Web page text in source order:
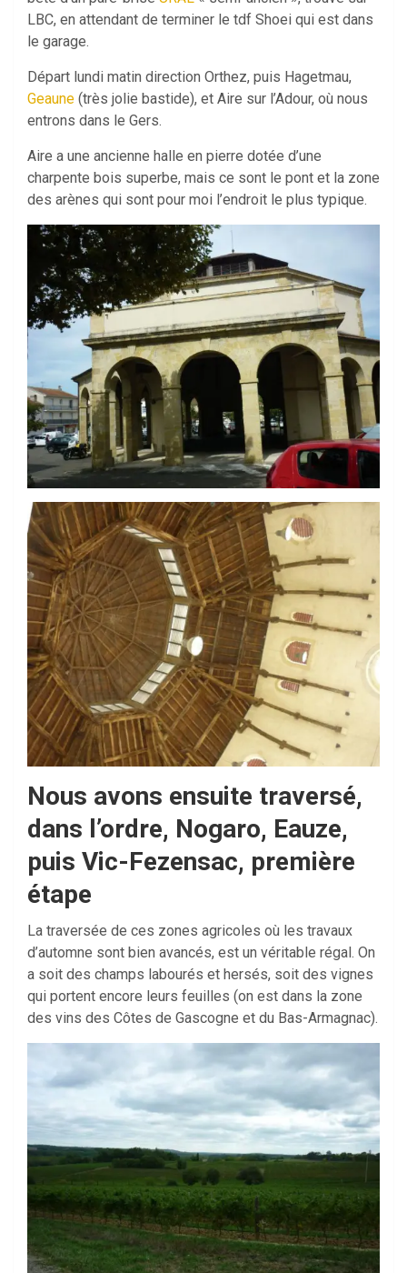
LBC, en attendant de terminer le tdf Shoei qui est dans
le garage.
Départ lundi matin direction Orthez, puis Hagetmau,
Geaune (très jolie bastide), et Aire sur l’Adour, où nous
entrons dans le Gers.
Aire a une ancienne halle en pierre dotée d’une
charpente bois superbe, mais ce sont le pont et la zone
des arènes qui sont pour moi l’endroit le plus typique.
Nous avons ensuite traversé,
dans l’ordre, Nogaro, Eauze,
puis Vic-Fezensac, première
étape
La traversée de ces zones agricoles où les travaux
d’automne sont bien avancés, est un véritable régal. On
a soit des champs labourés et hersés, soit des vignes
qui portent encore leurs feuilles (on est dans la zone
des vins des Côtes de Gascogne et du Bas-Armagnac).